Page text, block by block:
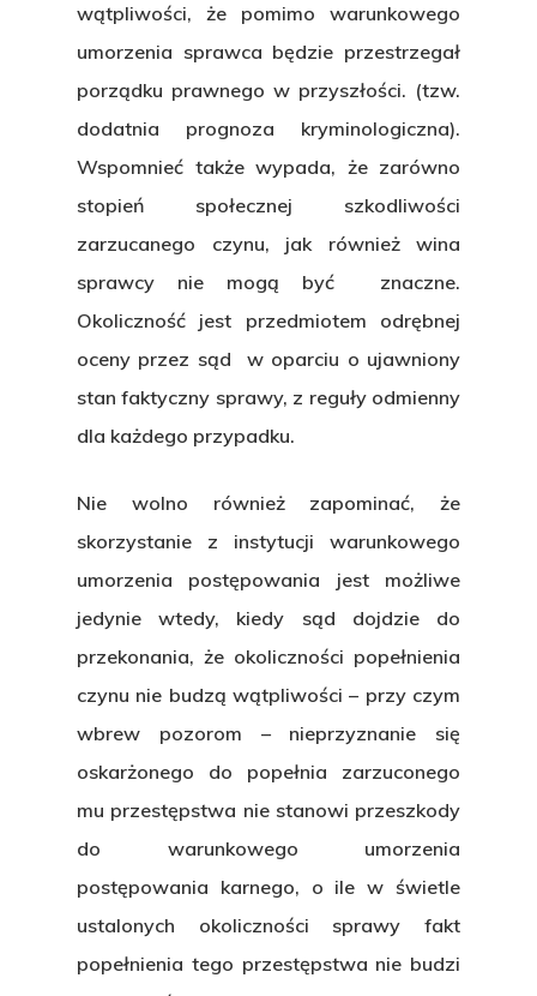
wątpliwości, że pomimo warunkowego
umorzenia sprawca będzie przestrzegał
porządku prawnego w przyszłości. (tzw.
dodatnia prognoza kryminologiczna).
Wspomnieć także wypada, że zarówno
stopień społecznej szkodliwości
zarzucanego czynu, jak również wina
sprawcy nie mogą być znaczne.
Okoliczność jest przedmiotem odrębnej
oceny przez sąd w oparciu o ujawniony
stan faktyczny sprawy, z reguły odmienny
dla każdego przypadku.
Nie wolno również zapominać, że
skorzystanie z instytucji warunkowego
umorzenia postępowania jest możliwe
jedynie wtedy, kiedy sąd dojdzie do
przekonania, że okoliczności popełnienia
czynu nie budzą wątpliwości – przy czym
wbrew pozorom – nieprzyznanie się
oskarżonego do popełnia zarzuconego
mu przestępstwa nie stanowi przeszkody
do warunkowego umorzenia
postępowania karnego, o ile w świetle
ustalonych okoliczności sprawy fakt
popełnienia tego przestępstwa nie budzi